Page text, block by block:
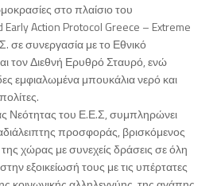
στο πλαίσιο του
Action Protocol Greece – Extreme
σε συνεργασία με το Εθνικό
τον Διεθνή Ερυθρό Σταυρό, ενώ
εμφιαλωμένα μπουκάλια νερό και
Νεότητας του Ε.Ε.Σ, συμπληρώνει
προσφοράς, βρισκόμενος
χώρας με συνεχείς δράσεις σε όλη
εξοικείωσή τους με τις υπέρτατες